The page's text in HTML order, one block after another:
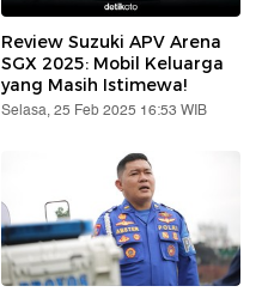
Review Suzuki APV Arena
SGX 2025: Mobil Keluarga
yang Masih Istimewa!
Selasa, 25 Feb 2025 16:53 WIB